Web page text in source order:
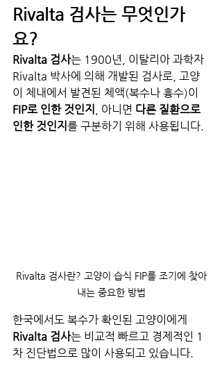
Rivalta 검사는 무엇인가
요?
Rivalta 검사는 1900년, 이탈리아 과학자
Rivalta 박사에 의해 개발된 검사로, 고양
이 체내에서 발견된 체액(복수나 흉수)이
FIP로 인한 것인지
, 아니면 다른 질환으로
인한 것인지 를 구분하기 위해 사용됩니다.
Rivalta 검사란? 고양이 습식 FIP를 조기에 찾아
내는 중요한 방법
한국에서도 복수가 확인된 고양이에게
Rivalta 검사는 비교적 빠르고 경제적인 1
차 진단법으로 많이 사용되고 있습니다.